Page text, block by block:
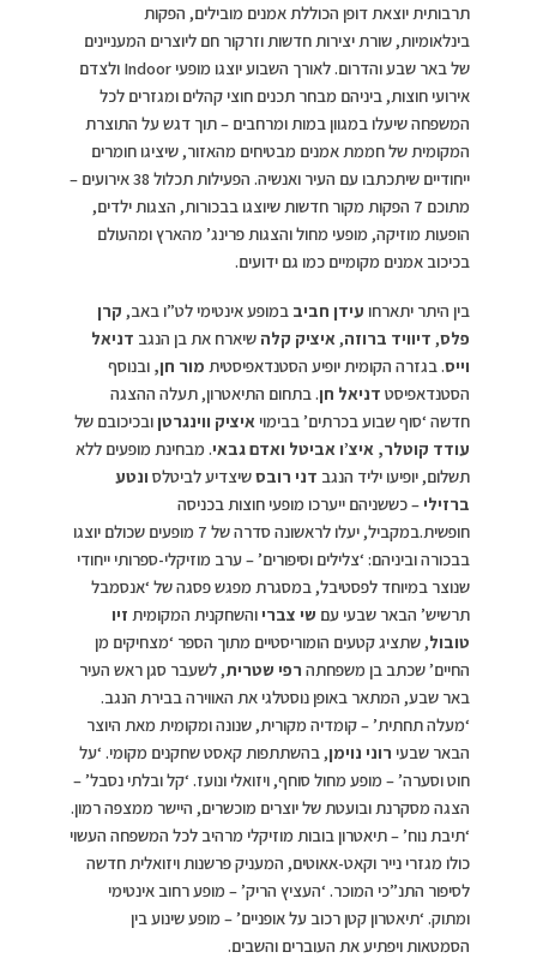
תרבותית יוצאת דופן הכוללת אמנים מובילים, הפקות
בינלאומיות, שורת יצירות חדשות וזרקור חם ליוצרים המעניינים
של באר שבע והדרום. לאורך השבוע יוצגו מופעי Indoor ולצדם
אירועי חוצות, ביניהם מבחר תכנים חוצי קהלים ומגזרים לכל
המשפחה שיעלו במגוון במות ומרחבים – תוך דגש על התוצרת
המקומית של חממת אמנים מבטיחים מהאזור, שיציגו חומרים
ייחודיים שיתכתבו עם העיר ואנשיה. הפעילות תכלול 38 אירועים –
מתוכם 7 הפקות מקור חדשות שיוצגו בבכורות, הצגות ילדים,
הופעות מוזיקה, מופעי מחול והצגות פרינג’ מהארץ ומהעולם
בכיכוב אמנים מקומיים כמו גם ידועים.
בין היתר יתארחו עידן חביבבמופע אינטימי לט”ו באב, קרן
פלס, דיוויד ברוזה,איציק קלה שיארח את בן הנגב דניאל
וייס. בגזרה הקומית יופיע הסטנדאפיסטית מור חן,ובנוסף
הסטנדאפיסט דניאל חן. בתחום התיאטרון, תעלה ההצגה
חדשה ‘סוף שבוע בכרתים’ בבימויאיציק ווינגרטן ובכיכובם של
עודד קוטלר, איצ’ו אביטל ואדם גבאי. מבחינת מופעים ללא
תשלום, יופיעו יליד הנגב דני רובסשיצדיע לביטלס ונטע
ברזילי – כששניהם ייערכו מופעי חוצות בכניסה
חופשית.במקביל, יעלו לראשונה סדרה של 7 מופעים שכולם יוצגו
בבכורה וביניהם: ‘צלילים וסיפורים’ – ערב מוזיקלי-ספרותי ייחודי
שנוצר במיוחד לפסטיבל, במסגרת מפגש פסגה של ‘אנסמבל
תרשיש’ הבאר שבעי עם שי צברי והשחקנית המקומית זיו
טובול, שתציג קטעים הומוריסטיים מתוך הספר ‘מצחיקים מן
החיים’ שכתב בן משפחתה רפי שטרית, לשעבר סגן ראש העיר
באר שבע, המתאר באופן נוסטלגי את האווירה בבירת הנגב.
‘מעלה תחתית’ – קומדיה מקורית, שנונה ומקומית מאת היוצר
הבאר שבעי רוני נוימן, בהשתתפות קאסט שחקנים מקומי. ‘על
חוט וסערה’ – מופע מחול סוחף, ויזואלי ונועז. ‘קל ובלתי נסבל’ –
הצגה מסקרנת ובועטת של יוצרים מוכשרים, היישר ממצפה רמון.
‘תיבת נוח’ – תיאטרון בובות מוזיקלי מרהיב לכל המשפחה העשוי
כולו מגזרי נייר וקאט-אאוטים, המעניק פרשנות ויזואלית חדשה
לסיפור התנ”כי המוכר. ‘העציץ הריק’ – מופע רחוב אינטימי
ומתוק. ‘תיאטרון קטן רכוב על אופניים’ – מופע שינוע בין
הסמטאות ויפתיע את העוברים והשבים.